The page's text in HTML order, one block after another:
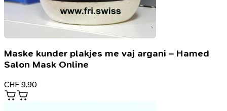
Maske kunder plakjes me vaj argani – Hamed
Salon Mask Online
CHF 9.90